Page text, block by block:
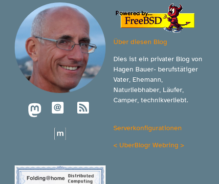
Über diesen Blog
Dies ist ein privater Blog von
Hagen Bauer- berufstätiger
Vater, Ehemann,
Naturliebhaber, Läufer,
Camper, technikverliebt.
Serverkonfigurationen
< UberBlogr Webring >